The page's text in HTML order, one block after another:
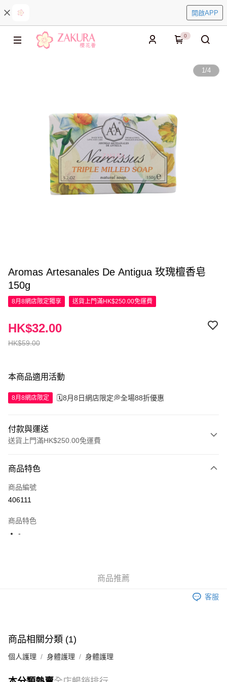
開啟APP
0
1/4
Aromas Artesanales De Antigua 玫瑰檀香皂
150g
8月8網店限定獨享 送貨上門滿HK$250.00免運費
HK$59.00
HK$32.00
本商品適用活動
8月8網店限定 🗓️8月8日網店限定💭全場88折優惠
付款與運送
送貨上門滿HK$250.00免運費
信用卡
Apple Pay
JD京東物流，訂單確認發貨後2-4個工作天送達
商品特色
商品編號
406111
商品特色
-
商品推薦
客服
商品相關分類 (1)
個人護理 身體護理 身體護理